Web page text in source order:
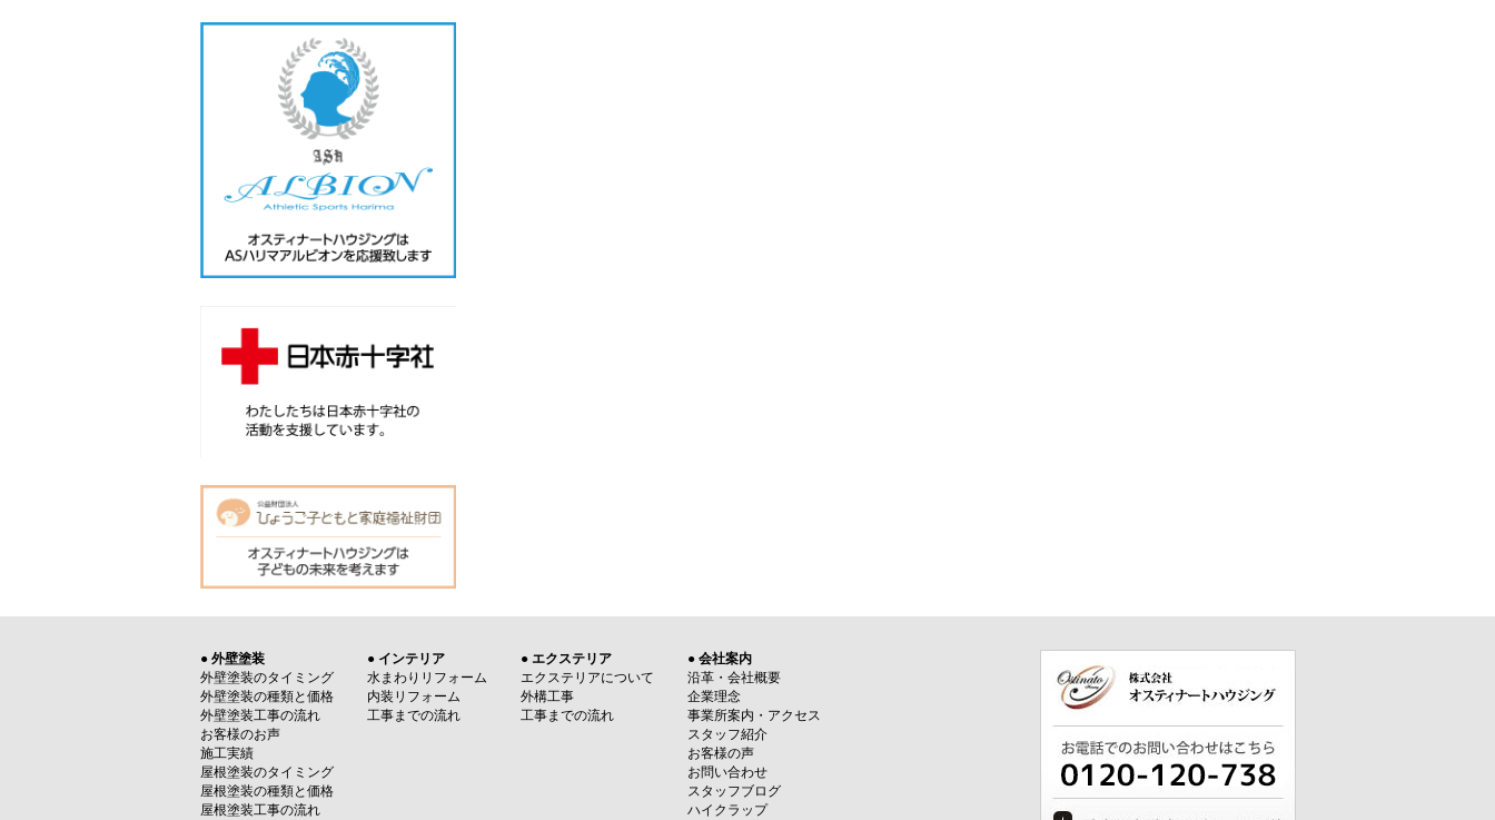
● 外壁塗装
外壁塗装のタイミング
外壁塗装の種類と価格
外壁塗装工事の流れ
お客様のお声
施工実績
屋根塗装のタイミング
屋根塗装の種類と価格
屋根塗装工事の流れ
● インテリア
水まわりリフォーム
内装リフォーム
工事までの流れ
● エクステリア
エクステリアについて
外構工事
工事までの流れ
● 会社案内
沿革・会社概要
企業理念
事業所案内・アクセス
スタッフ紹介
お客様の声
お問い合わせ
スタッフブログ
ハイクラップ